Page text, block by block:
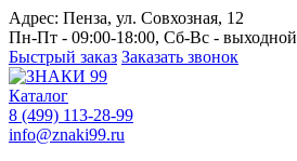
Адрес: Пенза, ул. Совхозная, 12
Пн-Пт - 09:00-18:00, Сб-Вс - выходной
Быстрый заказ Заказать звонок
Каталог
8 (499) 113-28-99
info@znaki99.ru